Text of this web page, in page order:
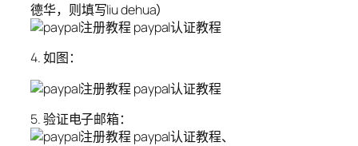
德华，则填写liu dehua）
4. 如图：
5. 验证电子邮箱：
、